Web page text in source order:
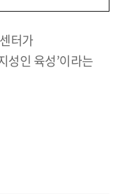
터가
성인 육성’이라는